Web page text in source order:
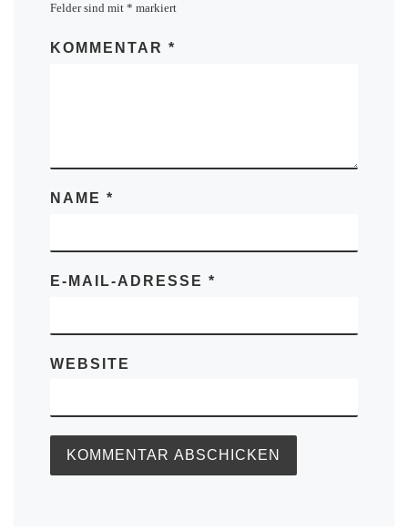
Felder sind mit * markiert
KOMMENTAR *
NAME *
E-MAIL-ADRESSE *
WEBSITE